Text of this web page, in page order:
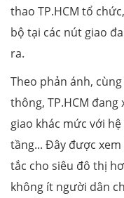
thao TP.HCM tổ
bộ tại các nút giao
ra.
Theo phản ánh,
thông, TP.HCM
giao khác mức với
tầng... Đây được
tắc cho siêu đô thị
không ít người dân